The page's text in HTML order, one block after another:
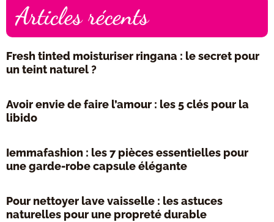
Articles récents
Fresh tinted moisturiser ringana : le secret pour
un teint naturel ?
Avoir envie de faire l’amour : les 5 clés pour la
libido
Iemmafashion : les 7 pièces essentielles pour
une garde-robe capsule élégante
Pour nettoyer lave vaisselle : les astuces
naturelles pour une propreté durable